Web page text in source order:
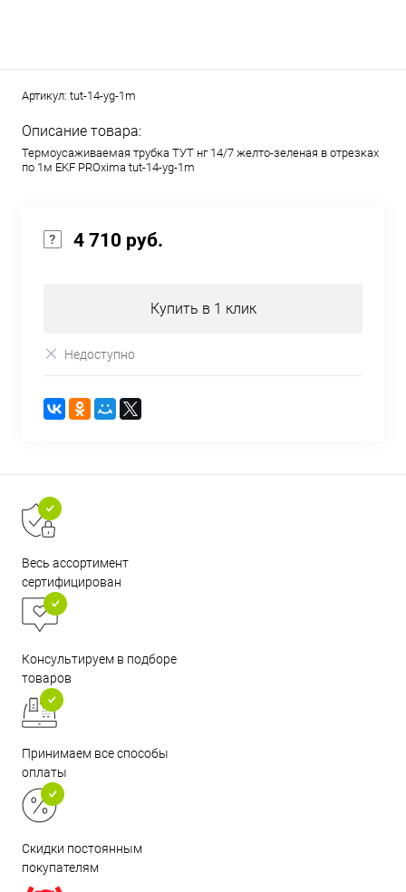
Артикул: tut-14-yg-1m
Описание товара:
Термоусаживаемая трубка ТУТ нг 14/7 желто-зеленая в отрезках
по 1м EKF PROxima tut-14-yg-1m
4 710 руб.
Купить в 1 клик
Недоступно
Весь ассортимент
сертифицирован
Консультируем в подборе
товаров
Принимаем все способы
оплаты
Скидки постоянным
покупателям